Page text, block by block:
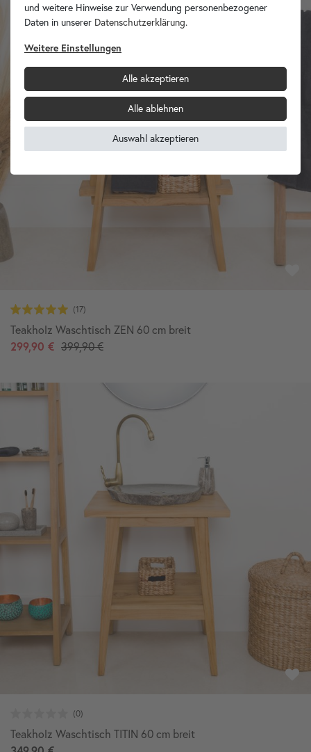
Teakholz Waschtisch ZEN 60 cm breit
299,90 € 399,90 €
Teakholz Waschtisch TITIN 60 cm breit
und weitere Hinweise zur Verwendung personenbezogener
Daten in unserer Daten­schutz­erklärung.
Weitere Einstellungen
Alle akzeptieren
Alle ablehnen
Auswahl akzeptieren